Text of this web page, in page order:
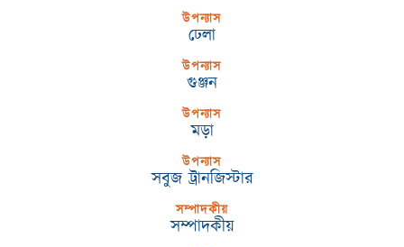
উপন্যাস
ঢেলা
উপন্যাস
গুঞ্জন
উপন্যাস
মড়া
উপন্যাস
সবুজ ট্রানজিস্টার
সম্পাদকীয়
সম্পাদকীয়